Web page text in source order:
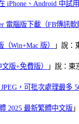
iPhone、Android 中試
電腦版下載（FB傳訊軟
Win+Mac 版） 」說：
版+免費版） 」說：東
，可批次處理最多
2025 最新繁體中文版